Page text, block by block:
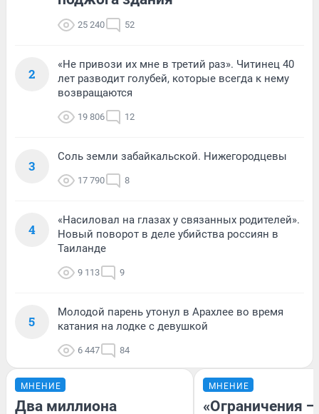
25 240 52
2
«Не привози их мне в третий раз». Читинец 40
лет разводит голубей, которые всегда к нему
возвращаются
19 806 12
3
Соль земли забайкальской. Нижегородцевы
17 790 8
4
«Насиловал на глазах у связанных родителей».
Новый поворот в деле убийства россиян в
Таиланде
9 113 9
5
Молодой парень утонул в Арахлее во время
катания на лодке с девушкой
6 447 84
МНЕНИЕ
Два миллиона
МНЕНИЕ
«Ограничения